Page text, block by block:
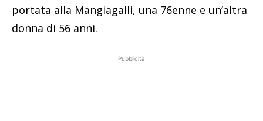
portata alla Mangiagalli, una 76enne e un’altra
donna di 56 anni.
Pubblicità